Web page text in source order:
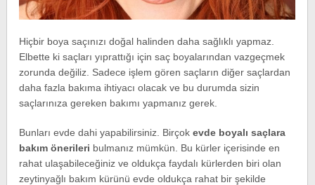
Hiçbir boya saçınızı doğal halinden daha sağlıklı yapmaz.
Elbette ki saçları yıprattığı için saç boyalarından vazgeçmek
zorunda değiliz. Sadece işlem gören saçların diğer saçlardan
daha fazla bakıma ihtiyacı olacak ve bu durumda sizin
saçlarınıza gereken bakımı yapmanız gerek.
Bunları evde dahi yapabilirsiniz. Birçokevde boyalı saçlara
bakım önerileri bulmanız mümkün. Bu kürler içerisinde en
rahat ulaşabileceğiniz ve oldukça faydalı kürlerden biri olan
zeytinyağlı bakım kürünü evde oldukça rahat bir şekilde